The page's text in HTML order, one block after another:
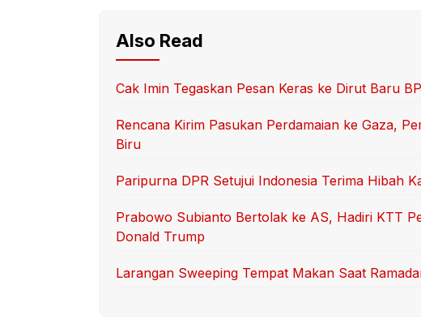
Also Read
Cak Imin Tegaskan Pesan Keras ke Dirut Baru
Rencana Kirim Pasukan Perdamaian ke Gaza,
Biru
Paripurna DPR Setujui Indonesia Terima Hibah
Prabowo Subianto Bertolak ke AS, Hadiri KTT
Donald Trump
Larangan Sweeping Tempat Makan Saat